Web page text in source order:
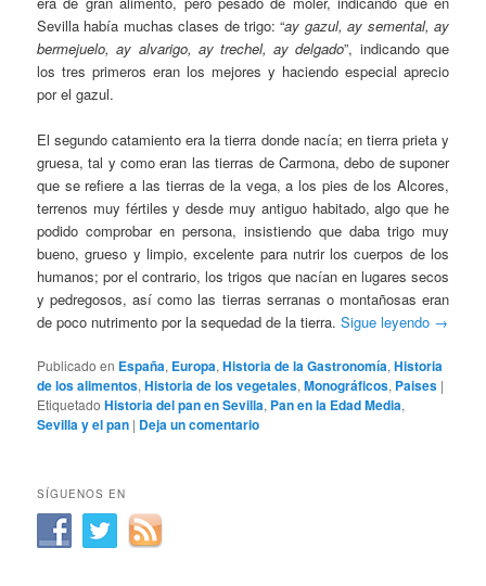
Sevilla había muchas clases de trigo: “ay gazul, ay semental, ay
bermejuelo, ay alvarigo, ay trechel, ay delgado”, indicando que
los tres primeros eran los mejores y haciendo especial aprecio
por el gazul.
El segundo catamiento era la tierra donde nacía; en tierra prieta y
gruesa, tal y como eran las tierras de Carmona, debo de suponer
que se refiere a las tierras de la vega, a los pies de los Alcores,
terrenos muy fértiles y desde muy antiguo habitado, algo que he
podido comprobar en persona, insistiendo que daba trigo muy
bueno, grueso y limpio, excelente para nutrir los cuerpos de los
humanos; por el contrario, los trigos que nacían en lugares secos
y pedregosos, así como las tierras serranas o montañosas eran
de poco nutrimento por la sequedad de la tierra.Sigue leyendo →
Publicado en España, Europa,Historia de la Gastronomía,Historia
de los alimentos,Historia de los vegetales,Monográficos, Paises |
Etiquetado Historia del pan en Sevilla, Pan en la Edad Media,
Sevilla y el pan | Deja un comentario
SÍGUENOS EN